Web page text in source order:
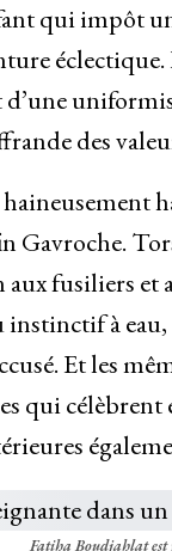
qui impôt
des
Gavroche.
fusiliers et
à
Et les
qui
Fatiha Boudjahlat est